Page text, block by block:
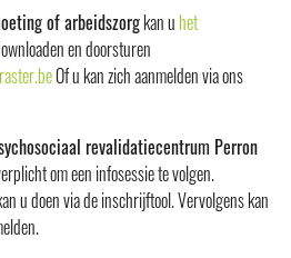
of arbeidszorgkan u het
en doorsturen
Of u kan zich aanmelden via ons
revalidatiecentrum Perron
om een infosessie te volgen.
u doen via de inschrijftool. Vervolgens kan